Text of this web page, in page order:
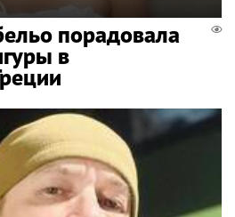
порадовала
в